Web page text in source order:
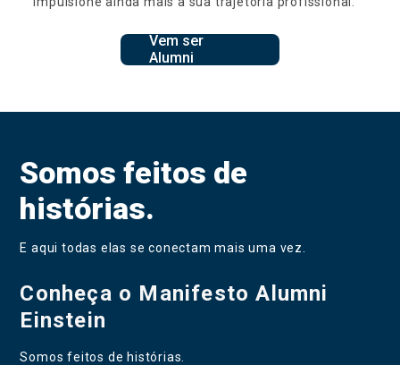
Vem ser
Alumni
Somos feitos de
histórias.
E aqui todas elas se conectam mais uma vez.
Conheça o Manifesto Alumni
Einstein
Somos feitos de histórias.